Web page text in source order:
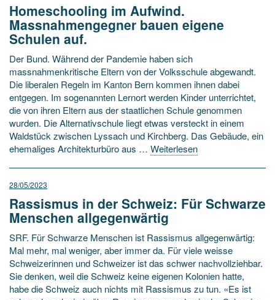
Homeschooling im Aufwind.
Massnahmengegner bauen eigene
Schulen auf.
Der Bund. Während der Pandemie haben sich
massnahmenkritische Eltern von der Volksschule abgewandt.
Die liberalen Regeln im Kanton Bern kommen ihnen dabei
entgegen. Im sogenannten Lernort werden Kinder unterrichtet,
die von ihren Eltern aus der staatlichen Schule genommen
wurden. Die Alternativschule liegt etwas versteckt in einem
Waldstück zwischen Lyssach und Kirchberg. Das Gebäude, ein
ehemaliges Architekturbüro aus … Weiterlesen
28/05/2023
Rassismus in der Schweiz: Für Schwarze
Menschen allgegenwärtig
SRF. Für Schwarze Menschen ist Rassismus allgegenwärtig:
Mal mehr, mal weniger, aber immer da. Für viele weisse
Schweizerinnen und Schweizer ist das schwer nachvollziehbar.
Sie denken, weil die Schweiz keine eigenen Kolonien hatte,
habe die Schweiz auch nichts mit Rassismus zu tun. «Es ist